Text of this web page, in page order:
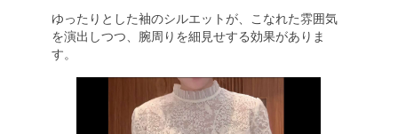
ゆったりとした袖のシルエットが、こなれた雰囲気
を演出しつつ、腕周りを細見せする効果がありま
す。